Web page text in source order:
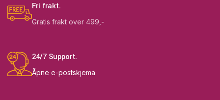
Fri frakt.
Gratis frakt over 499,-
24/7 Support.
Åpne e-postskjema